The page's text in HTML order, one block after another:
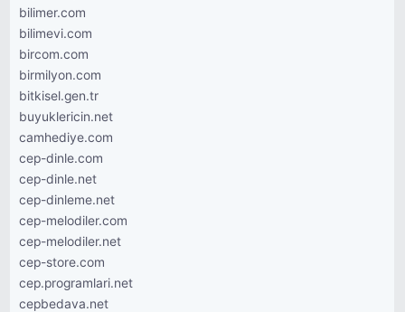
bilimer.com
bilimevi.com
bircom.com
birmilyon.com
bitkisel.gen.tr
buyuklericin.net
camhediye.com
cep-dinle.com
cep-dinle.net
cep-dinleme.net
cep-melodiler.com
cep-melodiler.net
cep-store.com
cep.programlari.net
cepbedava.net